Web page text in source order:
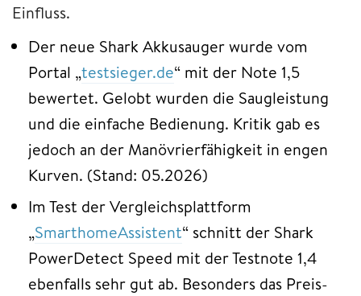
Einfluss.
Der neue Shark Akkusauger wurde vom
Portal „testsieger.de“ mit der Note 1,5
bewertet. Gelobt wurden die Saugleistung
und die einfache Bedienung. Kritik gab es
jedoch an der Manövrierfähigkeit in engen
Kurven. (Stand: 05.2026)
Im Test der Vergleichsplattform
„SmarthomeAssistent“ schnitt der Shark
PowerDetect Speed mit der Testnote 1,4
ebenfalls sehr gut ab. Besonders das Preis-